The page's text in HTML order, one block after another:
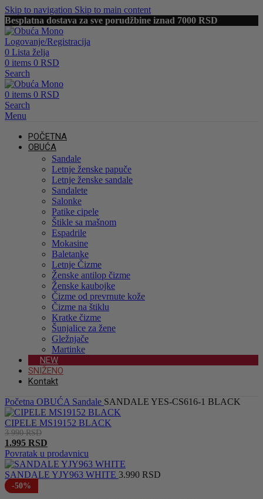
Skip to navigation Skip to main content
Besplatna dostava za sve porudžbine iznad 7000 RSD
Logovanje/Registracija
0 Lista želja
0 items 0 RSD
Search
0 items 0 RSD
Search
Menu
POČETNA
OBUĆA
Sandale
Letnje ženske papuče
Letnje ženske sandale
Sandalete
Salonke
Patike cipele
Štikle sa mašnom
Espadrile
Mokasine
Baletanke
Letnje Čizme
Ženske antilop čizme
Ženske kaubojke
Čizme od prevrnute kože
Čizme na štiklu
Kratke čizme
Šunjalice za žene
Gležnjače
Martinke
NEW
SNIŽENO
Kontakt
Početna OBUĆA Sandale SANDALE YES-CS616-1 BLACK
CIPELE MS19152 BLACK
3.990RSD
Originalna
cena
je
bila:
3.990 RSD.
1.995 RSD
Trenutna
cena
je:
1.995 RSD.
Povratak u prodavnicu
SANDALE YJY963 WHITE 3.990 RSD
-50%